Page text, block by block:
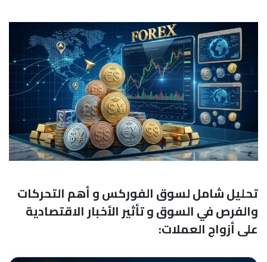
تحليل شامل لسوق الفوركس و أهم التحركات
والفرص في السوق و تأثير الأخبار الاقتصادية
على أزواج العملات: